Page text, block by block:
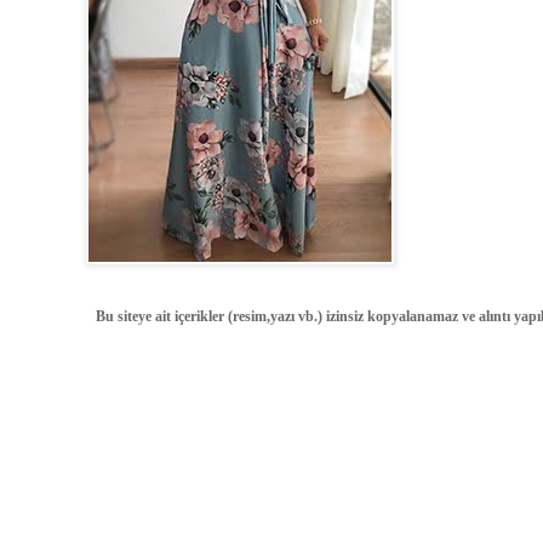
Bu siteye ait içerikler (resim,yazı vb.) izinsiz kopyalanamaz ve alıntı